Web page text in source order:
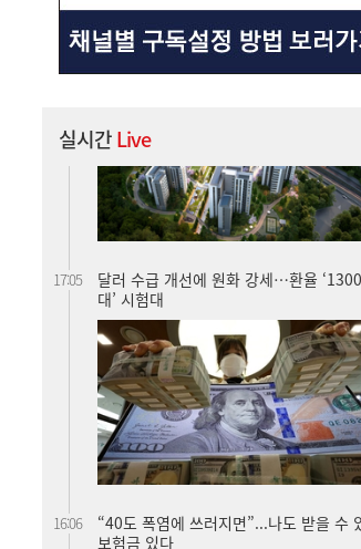
실시간Live
달러 수급 개선에 원화 강세…환율
대’ 시험대
“40도 폭염에 쓰러지면”...나도 받을 수
보험금 있다